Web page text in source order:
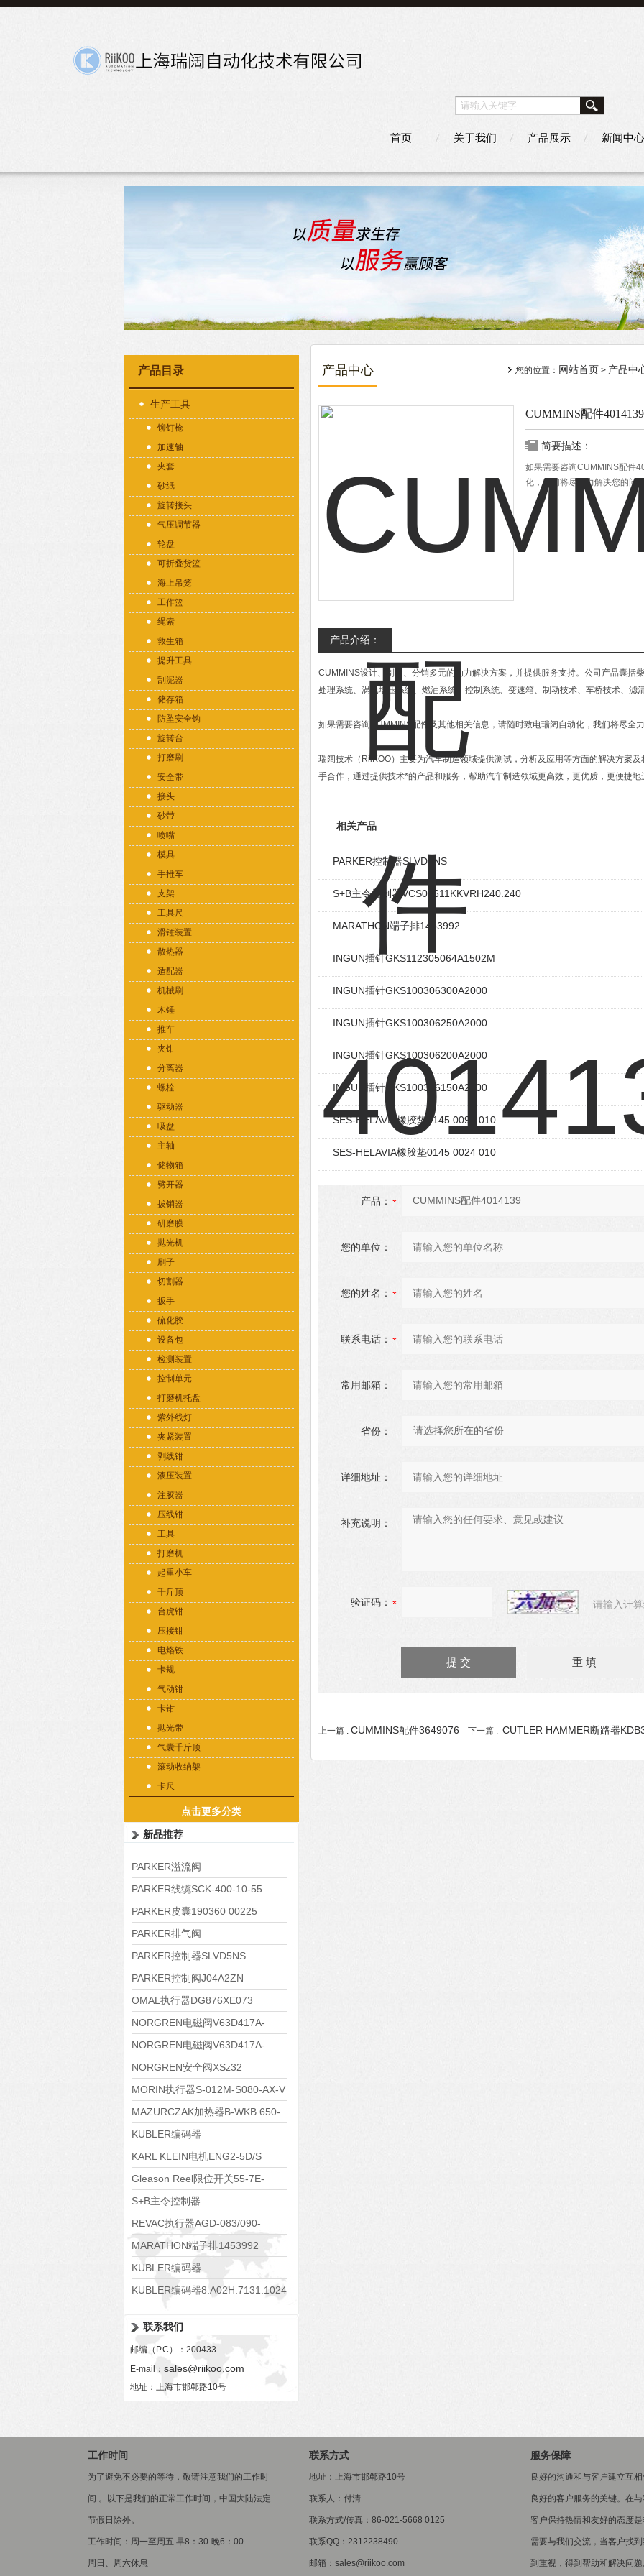
首页 关于我们 产品展示 新闻中心
产品目录
生产工具
铆钉枪
加速轴
夹套
砂纸
旋转接头
气压调节器
轮盘
可折叠货篮
海上吊笼
工作篮
绳索
救生箱
提升工具
刮泥器
储存箱
防坠安全钩
旋转台
打磨刷
安全带
接头
砂带
喷嘴
模具
手推车
支架
工具尺
滑锤装置
散热器
适配器
机械刷
木锤
推车
夹钳
分离器
螺栓
驱动器
吸盘
主轴
储物箱
劈开器
拔销器
研磨膜
抛光机
刷子
切割器
扳手
硫化胶
设备包
检测装置
控制单元
打磨机托盘
紫外线灯
夹紧装置
剥线钳
液压装置
注胶器
压线钳
工具
打磨机
起重小车
千斤顶
台虎钳
压接钳
电烙铁
卡规
气动钳
卡钳
抛光带
气囊千斤顶
滚动收纳架
卡尺
点击更多分类
新品推荐
PARKER溢流阀
RE06M35W2N1KWXG087
PARKER线缆SCK-400-10-55
PARKER皮囊190360 00225
PARKER排气阀
VV01311G0QF1026-54507-H
PARKER控制器SLVD5NS
PARKER控制阀J04A2ZN
OMAL执行器DG876XE073
NORGREN电磁阀V63D417A-
A2000
NORGREN电磁阀V63D417A-
A213J
NORGREN安全阀XSz32
MORIN执行器S-012M-S080-AX-V
MAZURCZAK加热器B-WKB 650-
1000/4.5-380DS
KUBLER编码器
8.5020.4551.1024.9083
KARL KLEIN电机ENG2-5D/S
Gleason Reel限位开关55-7E-
4DP-WR-640
S+B主令控制器
VCS09611KKVRH240.240
REVAC执行器AGD-083/090-
05/07-A17-A
MARATHON端子排1453992
KUBLER编码器
8.KIS40.1332.1024.P03.0008
KUBLER编码器8.A02H.7131.1024
联系我们
邮编（P.C）：200433
E-mail： sales@riikoo.com
地址：上海市邯郸路10号
产品中心 您的位置： 网站首页 > 产品中
CUMMINS配件4014139
简要描述：
如果需要咨询CUMMINS配件
化，我们将尽全力解决您的问
产品介绍：
CUMMINS设计、制造、分销多元的动力解决方案，并提供服务支持。公司产品囊括
处理系统、涡轮增压系统、燃油系统、控制系统、变速箱、制动技术、车桥技术、滤
如果需要咨询CUMMINS配件及其他相关信息，请随时致电瑞阔自动化，我们将尽全
瑞阔技术（RiiKOO）主要为汽车制造领域提供测试，分析及应用等方面的解决方案
手合作，通过提供技术*的产品和服务，帮助汽车制造领域更高效，更优质，更便捷
相关产品
PARKER控制器SLVD5NS
S+B主令控制器VCS09611KKVRH240.240
MARATHON端子排1453992
INGUN插针GKS112305064A1502M
INGUN插针GKS100306300A2000
INGUN插针GKS100306250A2000
INGUN插针GKS100306200A2000
INGUN插针GKS100306150A2000
SES-HELAVIA橡胶垫0145 0097 010
SES-HELAVIA橡胶垫0145 0024 010
产品：
您的单位：
您的姓名：
联系电话：
常用邮箱：
省份：
详细地址：
补充说明：
验证码： 请输入计
上一篇 : CUMMINS配件3649076 下一篇 : CUTLER HAMMER断路器
工作时间
为了避免不必要的等待，敬请注意我们的工作时
间 。以下是我们的正常工作时间，中国大陆法定
节假日除外。
工作时间：周一至周五 早8：30-晚6：00
周日、周六休息
联系方式
地址：上海市邯郸路10号
联系人：付清
联系方式/传真：86-021-5668 0125
联系QQ：2312238490
邮箱：sales@riikoo.com
服务保障
良好的沟通和与客户建立互
良好的客户服务的关键。在
客户保持热情和友好的态度
需要与我们交流，当客户找
到重视，得到帮助和解决问